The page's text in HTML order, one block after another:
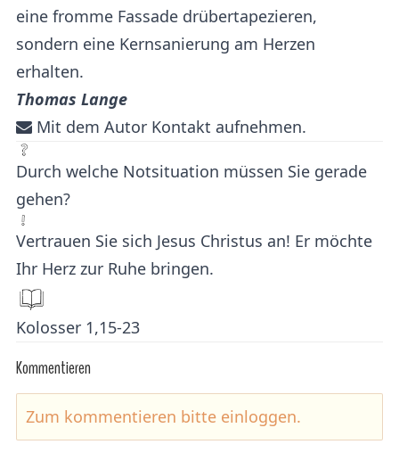
eine fromme Fassade drübertapezieren,
sondern eine Kernsanierung am Herzen
erhalten.
Thomas Lange
Mit dem Autor Kontakt aufnehmen.
Durch welche Notsituation müssen Sie gerade
gehen?
Vertrauen Sie sich Jesus Christus an! Er möchte
Ihr Herz zur Ruhe bringen.
Kolosser 1,15-23
Kommentieren
Zum kommentieren bitte einloggen.